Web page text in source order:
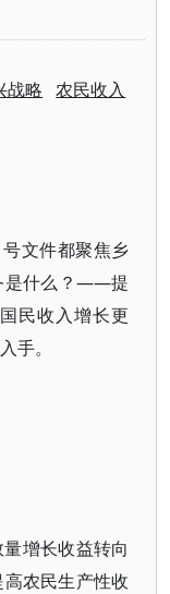
战略 农民收入
文件都聚焦乡
是什么？——提
民收入增长更
手。
增长收益转向
农民生产性收